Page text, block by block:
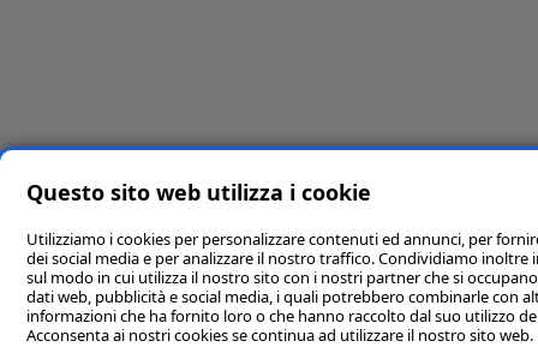
Questo sito web utilizza i cookie
Utilizziamo i cookies per personalizzare contenuti ed annunci, per
dei social media e per analizzare il nostro traffico. Condividiamo inoltre
sul modo in cui utilizza il nostro sito con i nostri partner che si
dati web, pubblicità e social media, i quali potrebbero combinarle con
informazioni che ha fornito loro o che hanno raccolto dal suo utilizzo
Acconsenta ai nostri cookies se continua ad utilizzare il nostro sito web.